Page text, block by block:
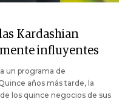
Kardashian
influyentes
un programa de
años más tarde, la
los quince negocios de sus